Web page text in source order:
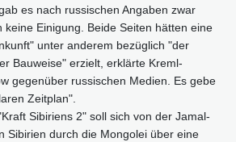
es nach russischen Angaben zwar
keine Einigung. Beide Seiten hätten eine
unter anderem bezüglich "der
Bauweise" erzielt, erklärte Kreml-
gegenüber russischen Medien. Es gebe
Zeitplan".
Sibiriens 2" soll sich von der Jamal-
Sibirien durch die Mongolei über eine